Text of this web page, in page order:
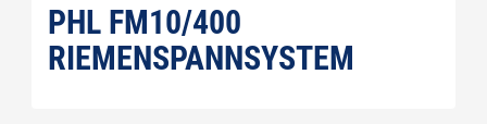
PHL FM10/400
RIEMENSPANNSYSTEM